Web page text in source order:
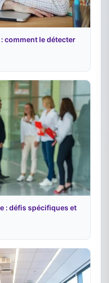
comment le détecter
: défis spécifiques et